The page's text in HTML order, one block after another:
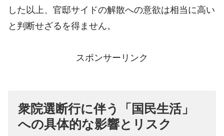
した以上、官邸サイドの解散への意欲は相当に高い
と判断せざるを得ません。
スポンサーリンク
衆院選断行に伴う「国民生活」
への具体的な影響とリスク